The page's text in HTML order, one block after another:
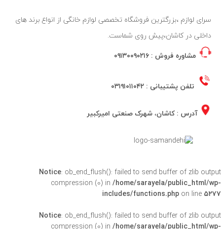
سرای لوازم ،بزرگترین فروشگاه تخصصی لوازم خانگی از انواع برند های
داخلی در کاشان،پیش روی شماست.
مشاوره فروش : ۰۹۱۳۰۰۹۰۲۱۶
تلفن پشتیبانی : ۰۳۱۹۱۰۱۱۰۴۲
آدرس : کاشان، شهرک صنعتی امیرکبیر
Notice: ob_end_flush(): failed to send buffer of zlib output
compression (0) in/home/sarayela/public_html/wp-
includes/functions.php on line ۵۲۷۷
Notice: ob_end_flush(): failed to send buffer of zlib output
compression (0) in/home/sarayela/public_html/wp-